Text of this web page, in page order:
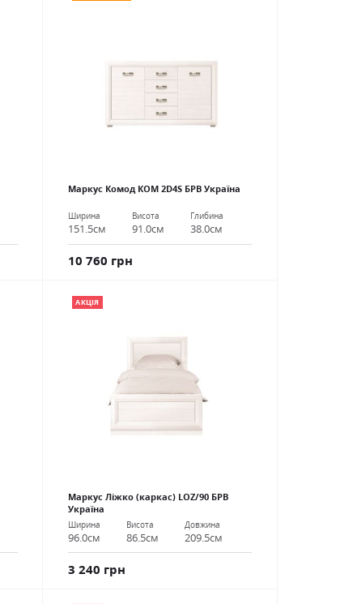
Маркус Комод КОМ 2D4S БРВ Україна
Ширина
151.5см
Висота
91.0см
Глибина
38.0см
10 760 грн
АКЦІЯ
Маркус Ліжко (каркас) LOZ/90 БРВ
Україна
Ширина
96.0см
Висота
86.5см
Довжина
209.5см
3 240 грн